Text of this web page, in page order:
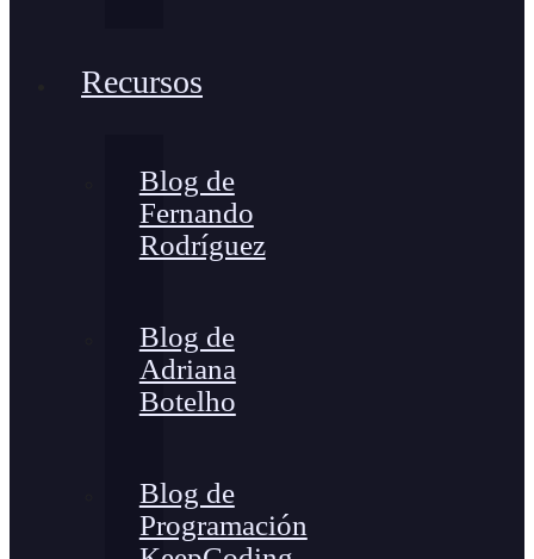
Recursos
Blog de
Fernando
Rodríguez
Blog de
Adriana
Botelho
Blog de
Programación